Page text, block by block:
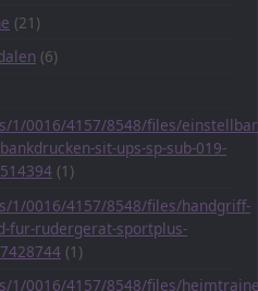
(21)
(6)
1/0016/4157/8548/files/
sit-ups-sp-sub-019-
(1)
1/0016/4157/8548/files/handgriff-
fur-rudergerat-sportplus-
(1)
1/0016/4157/8548/files/